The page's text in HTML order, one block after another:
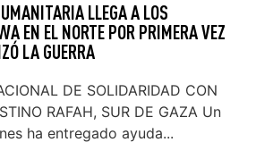
LLEGA A LOS
EN EL NORTE POR PRIMERA VEZ
LA GUERRA
DE SOLIDARIDAD CON
RAFAH, SUR DE GAZA Un
ha entregado ayuda...